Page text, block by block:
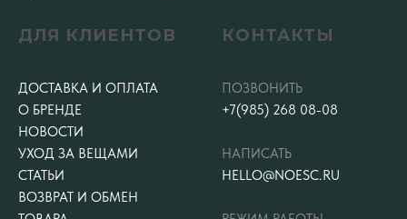
ДЛЯ КЛИЕНТОВ
ДОСТАВКА И ОПЛАТА
О БРЕНДЕ
НОВОСТИ
УХОД ЗА ВЕЩАМИ
СТАТЬИ
ВОЗВРАТ И ОБМЕН
КОНТАКТЫ
ПОЗВОНИТЬ
+7(985) 268 08-08
НАПИСАТЬ
HELLO@NOESC.RU